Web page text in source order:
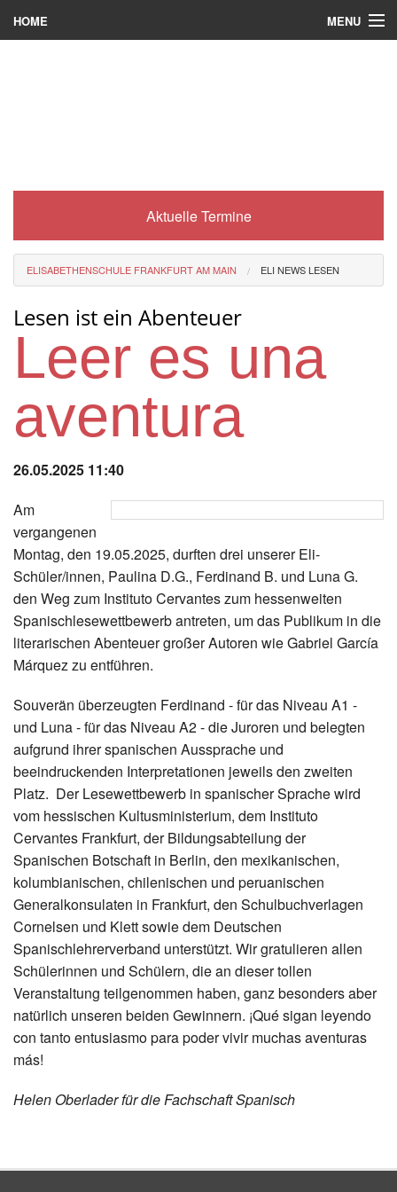
HOME MENU
Eli-Portal
Förderverein
Instagram
Aktuelle Termine
ELISABETHENSCHULE FRANKFURT AM MAIN ELI NEWS LESEN
Lesen ist ein Abenteuer
Leer es una
aventura
26.05.2025 11:40
Am
vergangenen
Montag, den 19.05.2025, durften drei unserer Eli-
Schüler/innen, Paulina D.G., Ferdinand B. und Luna G.
den Weg zum Instituto Cervantes zum hessenweiten
Spanischlesewettbewerb antreten, um das Publikum in die
literarischen Abenteuer großer Autoren wie Gabriel García
Márquez zu entführen.
Souverän überzeugten Ferdinand - für das Niveau A1 -
und Luna - für das Niveau A2 - die Juroren und belegten
aufgrund ihrer spanischen Aussprache und
beeindruckenden Interpretationen jeweils den zweiten
Platz. Der Lesewettbewerb in spanischer Sprache wird
vom hessischen Kultusministerium, dem Instituto
Cervantes Frankfurt, der Bildungsabteilung der
Spanischen Botschaft in Berlin, den mexikanischen,
kolumbianischen, chilenischen und peruanischen
Generalkonsulaten in Frankfurt, den Schulbuchverlagen
Cornelsen und Klett sowie dem Deutschen
Spanischlehrerverband unterstützt. Wir gratulieren allen
Schülerinnen und Schülern, die an dieser tollen
Veranstaltung teilgenommen haben, ganz besonders aber
natürlich unseren beiden Gewinnern. ¡Qué sigan leyendo
con tanto entusiasmo para poder vivir muchas aventuras
más!
Helen Oberlader für die Fachschaft Spanisch